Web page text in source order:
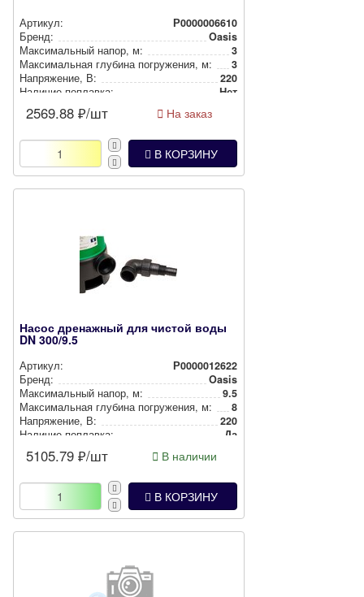
Артикул:
Р0000006610
Бренд:
Oasis
Мак­си­маль­ный напор, м:
3
Мак­си­маль­ная глубина пог­ру­же­ния, м:
3
Нап­ря­же­ние, В:
220
Наличие поплавка:
Нет
2569.88 ₽/шт На заказ
В КОРЗИНУ
Насос дренажный для чистой воды
DN 300/9.5
Артикул:
Р0000012622
Бренд:
Oasis
Мак­си­маль­ный напор, м:
9.5
Мак­си­маль­ная глубина пог­ру­же­ния, м:
8
Нап­ря­же­ние, В:
220
Наличие поплавка:
Да
5105.79 ₽/шт В наличии
В КОРЗИНУ